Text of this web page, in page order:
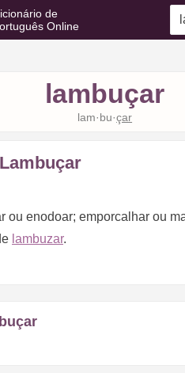
de
Online
lambuçar
lam·bu·çar
Lambuçar
ou enodoar; emporcalhar ou
lambuzar.